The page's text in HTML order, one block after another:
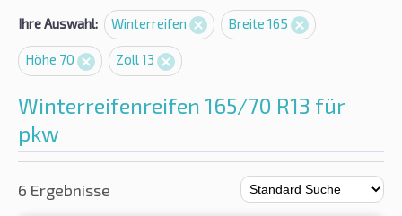
Ihre Auswahl: Winterreifen Breite 165
Höhe 70 Zoll 13
Winterreifenreifen 165/70 R13 für
pkw
6 Ergebnisse